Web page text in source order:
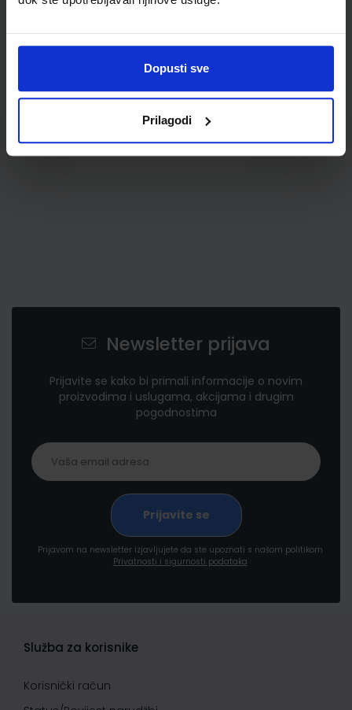
Dopusti sve
Prilagodi
Newsletter prijava
Prijavite se kako bi primali informacije o novim
proizvodima i uslugama, akcijama i drugim
pogodnostima
Prijavom na newsletter izjavljujete da ste upoznati s našom politikom
Privatnosti i sigurnosti podataka
Služba za korisnike
Korisnički račun